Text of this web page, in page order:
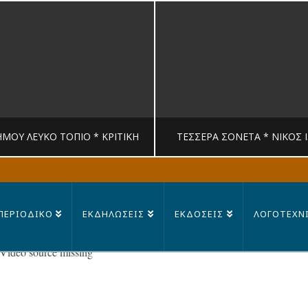
ΛΕΥΚΟ ΤΟΠΙΟ * ΚΡΙΤΙΚΉ
MANDRAGORAS
ΤΈΣΣΕΡΑ ΣΟΝΈΤΑ * ΝΊΚΟΣ
ΕΚΔΗΛΩΣΕΙΣ ΕΚΔΟΣΕΙΣ
source missing